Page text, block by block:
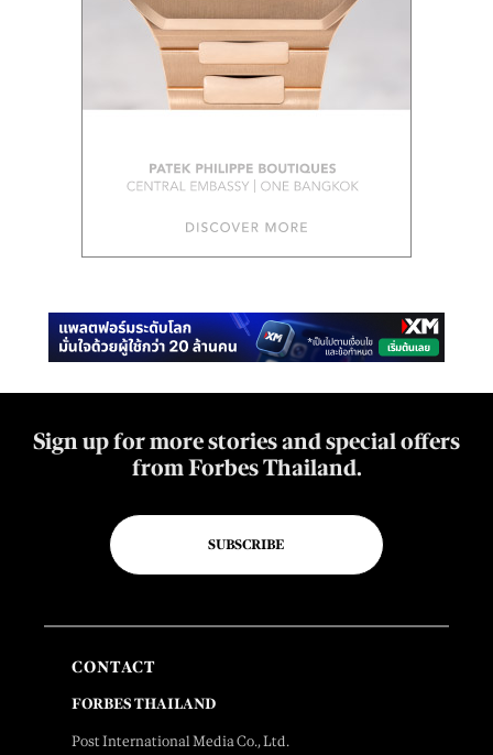
Sign up for more stories and special offers
from Forbes Thailand.
SUBSCRIBE
CONTACT
FORBES THAILAND
Post International Media Co., Ltd.